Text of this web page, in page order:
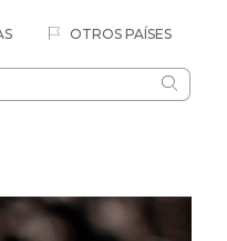
OTROS PAÍSES